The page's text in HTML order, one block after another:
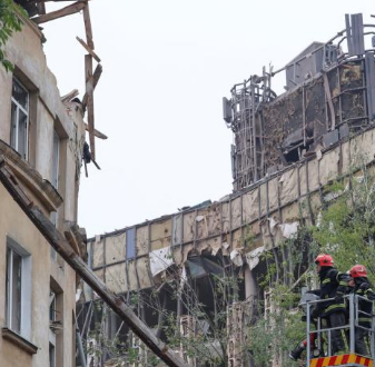
öffnen/schließen